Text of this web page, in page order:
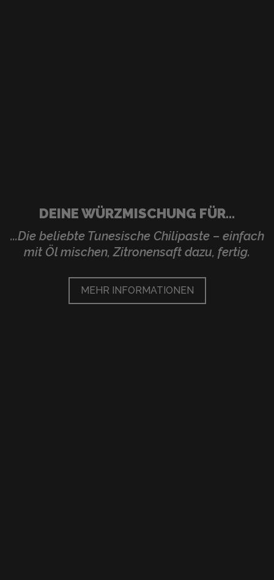
DEINE WÜRZMISCHUNG FÜR...
...Die beliebte Tunesische Chilipaste – einfach
mit Öl mischen, Zitronensaft dazu, fertig.
MEHR INFORMATIONEN